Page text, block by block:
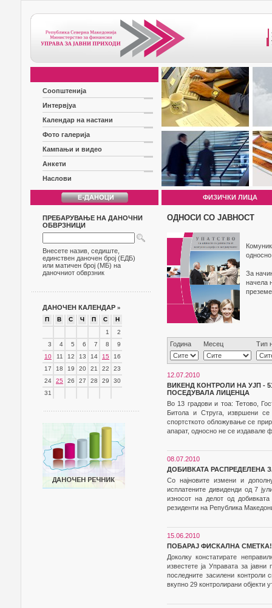
Соопштенија
Интервјуа
Календар на настани
Фото галерија
Кампањи и видео
Анкети
Наслови
ФИЗИЧКИ ЛИЦА
ПРЕБАРУВАЊЕ НА ДАНОЧНИ
ОБВРЗНИЦИ
Внесете назив, седиште,
единствен даночен број (ЕДБ)
или матичен број (МБ) на
даночниот обврзник
ДАНОЧЕН КАЛЕНДАР »
П В С Ч П С
Н
1
2
3
4 5 6 7 8
9
10
11 12 13 14 15
16
17
18 19 20 21 22
23
24
25 26 27 28 29
30
31
ОДНОСИ СО ЈАВНОСТ
За
начела
Година Месец Тип
12.07.2010
ВИКЕНД КОНТРОЛИ НА УЈП -
ПОСЕДУВАЛА ЛИЦЕНЦА
Во 13 градови и тоа: Тетово,
Битола и Струга, извршени се
спортсткото обложување се
апарат, односно не се издавале
08.07.2010
ДОБИВКАТА РАСПРЕДЕЛЕНА
Со најновите измени и
исплатените дивиденди од 7
износот на делот од
резиденти на Република
15.06.2010
ПОБАРАЈ ФИСКАЛНА СМЕТКА!
Доколку констатирате
известете ја Управата за
последните засилени
вкупно 29 контролирани објекти